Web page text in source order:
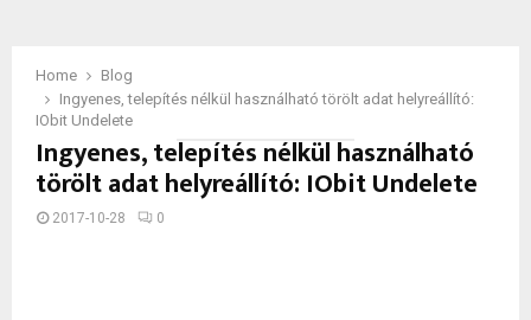
Home
Blog
Ingyenes, telepítés nélkül használható törölt adat helyreállító:
IObit Undelete
Ingyenes, telepítés nélkül használható
törölt adat helyreállító: IObit Undelete
2017-10-28 0